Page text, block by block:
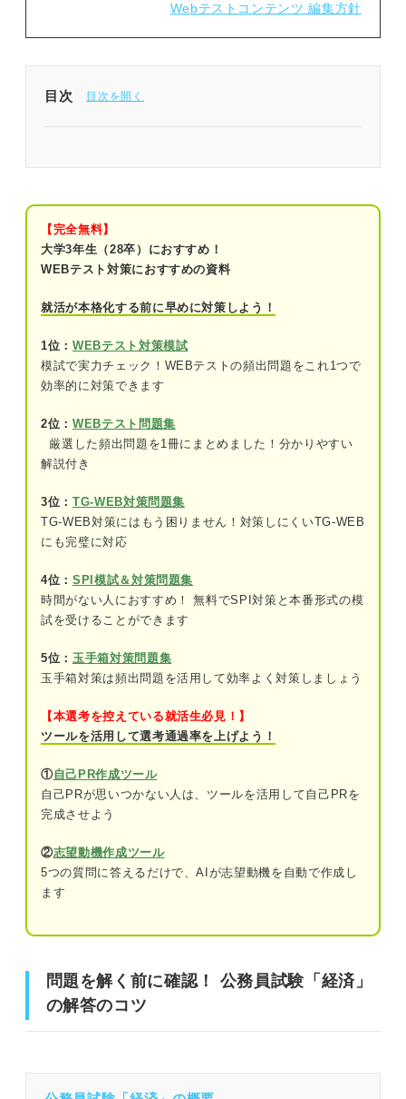
Webテストコンテンツ 編集方針
目次
公務員試験「経済」の概要
②経済分野が出題される場合
よる解き方の解説付き！
問題1（難易度：★★☆☆☆）
問題3（難易度：★★☆☆☆）
問題5（難易度：★★★☆☆）
問題7（難易度：★★★☆☆）
問題8（難易度：★★★☆☆）
問題9（難易度：★★★☆☆）
問題11（難易度：★★★☆☆）
問題12（難易度：★★★☆☆）
問題15（難易度：★★★☆☆）
問題18（難易度：★★★☆☆）
【完全無料】
大学3年生（28卒）におすすめ！
WEBテスト対策におすすめの資料
就活が本格化する前に早めに対策しよう！
1位： WEBテスト対策模試
模試で実力チェック！WEBテストの頻出問題をこれ1つで
効率的に対策できます
2位： WEBテスト問題集
厳選した頻出問題を1冊にまとめました！分かりやすい
解説付き
3位： TG-WEB対策問題集
TG-WEB対策にはもう困りません！対策しにくいTG-WEB
にも完璧に対応
4位： SPI模試＆対策問題集
時間がない人におすすめ！ 無料でSPI対策と本番形式の模
試を受けることができます
5位： 玉手箱対策問題集
玉手箱対策は頻出問題を活用して効率よく対策しましょう
【本選考を控えている就活生必見！】
ツールを活用して選考通過率を上げよう！
①自己PR作成ツール
自己PRが思いつかない人は、ツールを活用して自己PRを
完成させよう
②志望動機作成ツール
5つの質問に答えるだけで、AIが志望動機を自動で作成し
ます
問題を解く前に確認！ 公務員試験「経済」
の解答のコツ
公務員試験「経済」の概要
②経済分野が出題される場合